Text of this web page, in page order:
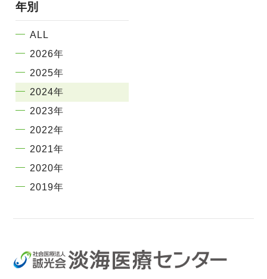
年別
ALL
2026年
2025年
2024年
2023年
2022年
2021年
2020年
2019年